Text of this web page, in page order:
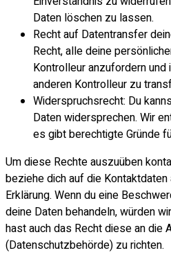
Daten löschen zu lassen.
Recht auf Datentransfer
Recht, alle deine
Kontrolleur anzufordern und
anderen Kontrolleur zu
Widerspruchsrecht: Du
Daten widersprechen. Wir
es gibt berechtigte Gründe
Um diese Rechte auszuüben
beziehe dich auf die
Erklärung. Wenn du eine
deine Daten behandeln, würden
hast auch das Recht diese an die
(Datenschutzbehörde) zu richten.